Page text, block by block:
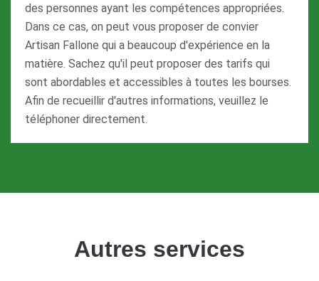
des personnes ayant les compétences appropriées.
Dans ce cas, on peut vous proposer de convier
Artisan Fallone qui a beaucoup d'expérience en la
matière. Sachez qu'il peut proposer des tarifs qui
sont abordables et accessibles à toutes les bourses.
Afin de recueillir d'autres informations, veuillez le
téléphoner directement.
Autres services